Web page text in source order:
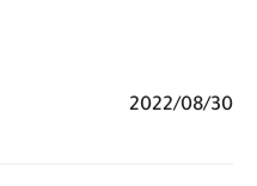
2022/08/30